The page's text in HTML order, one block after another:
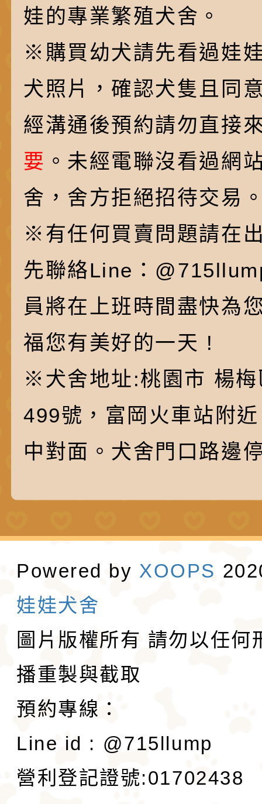
娃的專業繁殖犬舍。
※購買幼犬請先看過娃
犬照片，確認犬隻且同
經溝通後預約請勿直接
要 。未經電聯沒看過網
舍，舍方拒絕招待交易
※有任何買賣問題請在
先聯絡Line：
員將在上班時間盡快為
福您有美好的一天 !
※犬舍地址:桃園市 楊
499號，富岡火車站附
中對面。犬舍門口路邊
Powered by XOOPS
娃娃犬舍
圖片版權所有 請勿以任何
播重製與截取
預約專線：
Line id : @715llump
營利登記證號:01702438